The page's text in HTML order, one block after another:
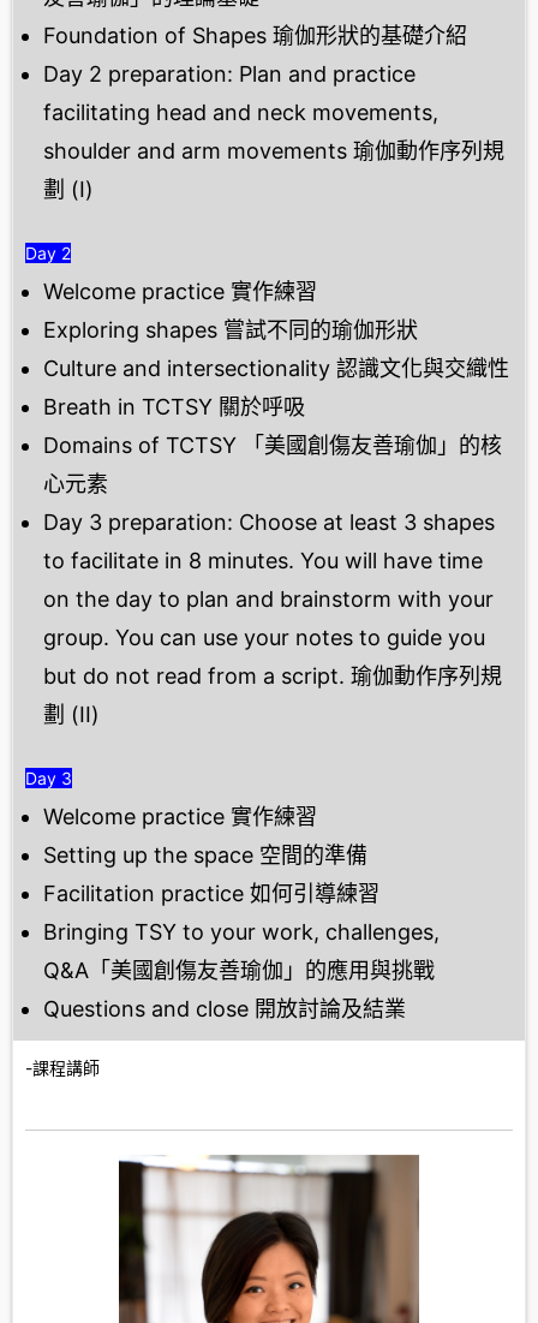
Foundation of Shapes 瑜伽形狀的基礎介紹
Day 2 preparation: Plan and practice
facilitating head and neck movements,
shoulder and arm movements 瑜伽動作序列規
劃 (I)
Day 2
Welcome practice 實作練習
Exploring shapes 嘗試不同的瑜伽形狀
Culture and intersectionality 認識文化與交織性
Breath in TCTSY 關於呼吸
Domains of TCTSY 「美國創傷友善瑜伽」的核
心元素
Day 3 preparation: Choose at least 3 shapes
to facilitate in 8 minutes. You will have time
on the day to plan and brainstorm with your
group. You can use your notes to guide you
but do not read from a script. 瑜伽動作序列規
劃 (II)
Day 3
Welcome practice 實作練習
Setting up the space 空間的準備
Facilitation practice 如何引導練習
Bringing TSY to your work, challenges,
Q&A「美國創傷友善瑜伽」的應用與挑戰
Questions and close 開放討論及結業
-課程講師